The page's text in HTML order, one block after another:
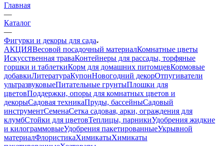
Главная
—
Каталог
—
Фигурки и декоры для сада
АКЦИЯВесовой посадочный материалКомнатные цветы
Искусственная траваКонтейнеры для рассады, торфяные
горшки и таблеткиКорм для домашних питомцевКормовые
добавкиЛитератураКупонНовогодний декорОтпугиватели
ультразвуковыеПитательные грунтыПлошки для
цветовПоддержки, опоры для комнатных цветов и
декорыСадовая техникаПруды, бассейныСадовый
инструментСеменаСетка садовая, арки, ограждения для
клумбСтойки для цветовТеплицы, парникиУдобрения жидкие
и килограммовыеУдобрения пакетированныеУкрывной
материалФлористикаХимикатыХимикаты